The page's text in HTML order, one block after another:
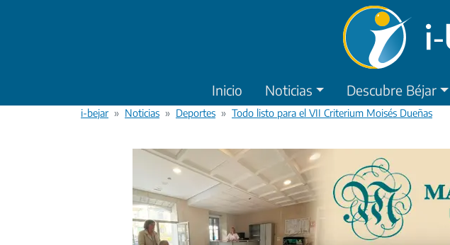
Inicio Noticias Descubre Béjar
i-bejar Noticias Deportes Todo listo para el VII Criterium Moisés Dueñas